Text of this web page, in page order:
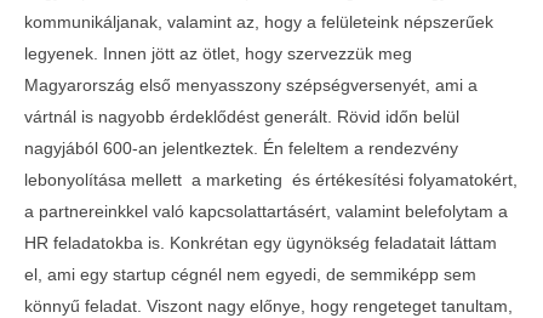
kommunikáljanak, valamint az, hogy a felületeink népszerűek
legyenek. Innen jött az ötlet, hogy szervezzük meg
Magyarország első menyasszony szépségversenyét, ami a
vártnál is nagyobb érdeklődést generált. Rövid időn belül
nagyjából 600-an jelentkeztek. Én feleltem a rendezvény
lebonyolítása mellett a marketing és értékesítési folyamatokért,
a partnereinkkel való kapcsolattartásért, valamint belefolytam a
HR feladatokba is. Konkrétan egy ügynökség feladatait láttam
el, ami egy startup cégnél nem egyedi, de semmiképp sem
könnyű feladat. Viszont nagy előnye, hogy rengeteget tanultam,